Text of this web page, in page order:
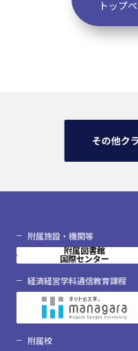
トップ
附属施設・機関等
附属図書館
国際センター
経済経営学科通信教育課程
附属校